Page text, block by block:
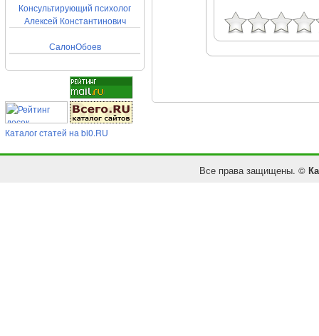
Консультирующий психолог
Алексей Константинович
СалонОбоев
Каталог статей на bi0.RU
Все права защищены. ©